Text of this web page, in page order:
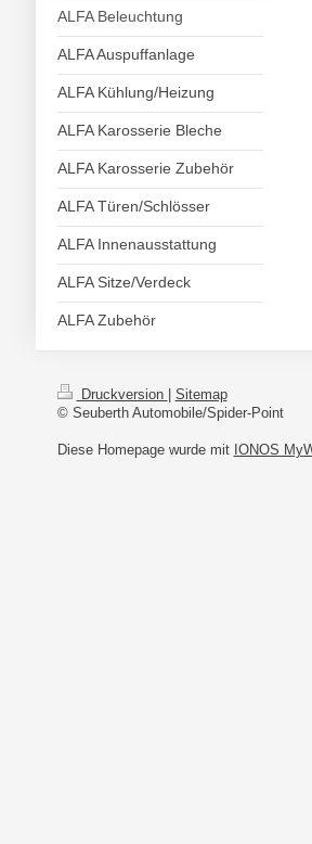
ALFA Beleuchtung
ALFA Auspuffanlage
ALFA Kühlung/Heizung
ALFA Karosserie Bleche
ALFA Karosserie Zubehör
ALFA Türen/Schlösser
ALFA Innenausstattung
ALFA Sitze/Verdeck
ALFA Zubehör
Druckversion
Sitemap
© Seuberth Automobile/Spider-Point
Diese Homepage wurde mit IONOS